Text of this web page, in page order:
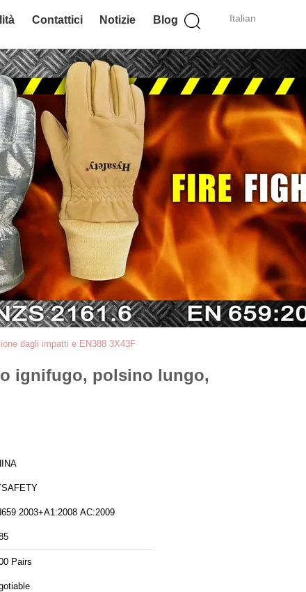
Italian
Contattici Notizie Blog
dagli impatti e EN388 3X43F
ignifugo, polsino lungo,
2003+A1:2008 AC:2009
Pairs